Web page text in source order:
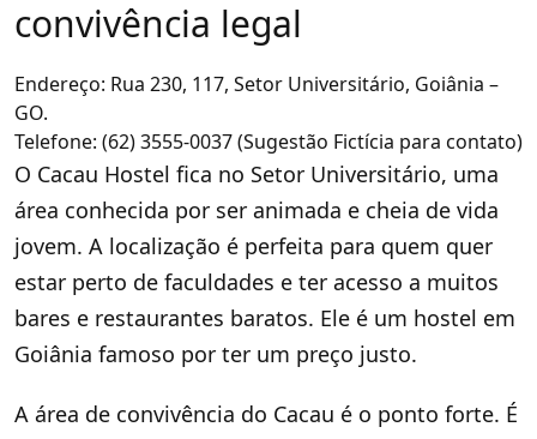
convivência legal
Endereço: Rua 230, 117, Setor Universitário, Goiânia –
GO.
Telefone: (62) 3555-0037 (Sugestão Fictícia para contato)
O Cacau Hostel fica no Setor Universitário, uma
área conhecida por ser animada e cheia de vida
jovem. A localização é perfeita para quem quer
estar perto de faculdades e ter acesso a muitos
bares e restaurantes baratos. Ele é um hostel em
Goiânia famoso por ter um preço justo.
A área de convivência do Cacau é o ponto forte. É